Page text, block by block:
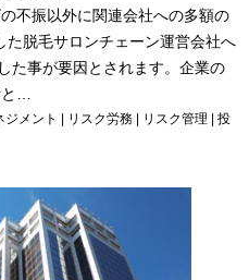
不振以外に関連会社への多額の
脱毛サロンチェーン運営会社へ
た事が要因とされます。企業の
と…
ジメント リスク労務 リスク管理
投